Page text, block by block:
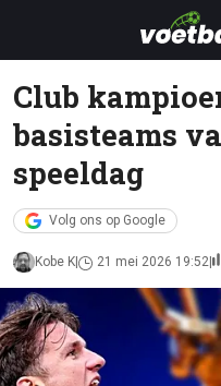
Club
basisteams
speeldag
Volg ons op Google
Kobe K 21 mei 2026 19:52